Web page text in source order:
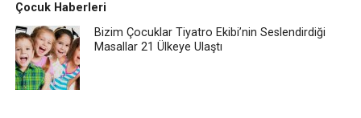
Çocuk Haberleri
Bizim Çocuklar Tiyatro Ekibi’nin Seslendirdiği
Masallar 21 Ülkeye Ulaştı